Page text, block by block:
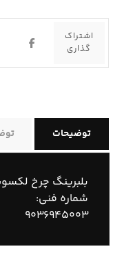
توضیحات
بلبرینگ چرخ
شماره فنی:
۹۰۳۶۹۴۵۰۰۳